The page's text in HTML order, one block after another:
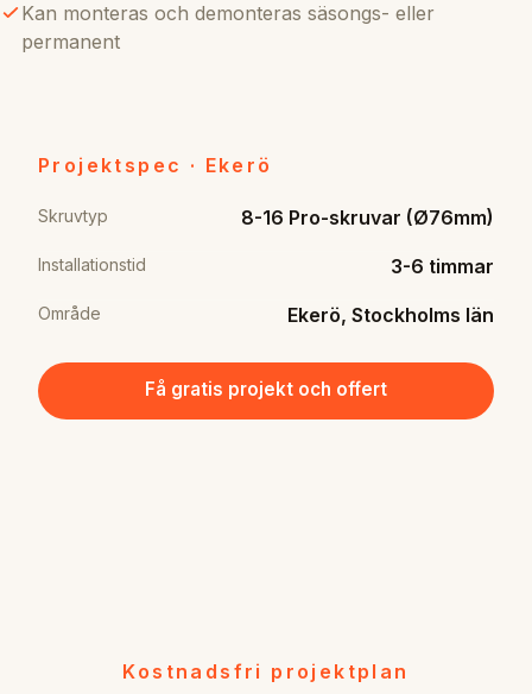
Kan monteras och demonteras säsongs- eller
permanent
Projektspec · Ekerö
Skruvtyp 8-16 Pro-skruvar (Ø76mm)
Installationstid 3-6 timmar
Område Ekerö, Stockholms län
Få gratis projekt och offert
Kostnadsfri projektplan